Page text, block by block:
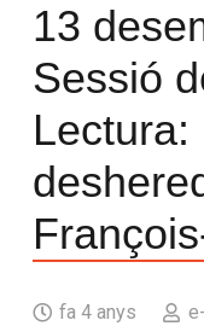
13
Sessió
Lectura:
fa 4 anys